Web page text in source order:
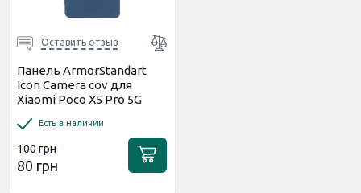
Оставить отзыв
Панель ArmorStandart
Icon Camera cov для
Xiaomi Poco X5 Pro 5G
Есть в наличии
100 грн
80 грн